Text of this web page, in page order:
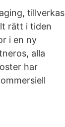
tillverkas
rätt i tiden
i en ny
alla
har